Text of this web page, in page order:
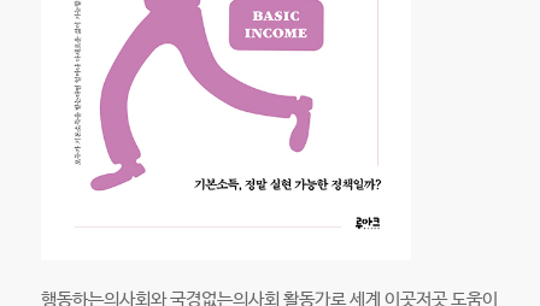
행동하는의사회와 국경없는의사회 활동가로 세계 이곳저곳 도움이